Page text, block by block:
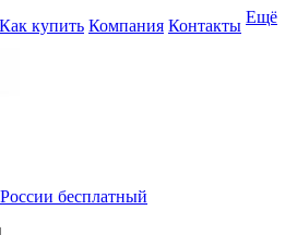
Как купить Компания Контакты Ещё
бесплатный